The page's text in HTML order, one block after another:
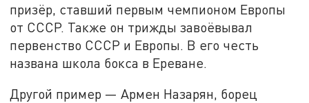
призёр, ставший первым чемпионом Европы
от СССР. Также он трижды завоёвывал
первенство СССР и Европы. В его честь
названа школа бокса в Ереване.
Другой пример — Армен Назарян, борец